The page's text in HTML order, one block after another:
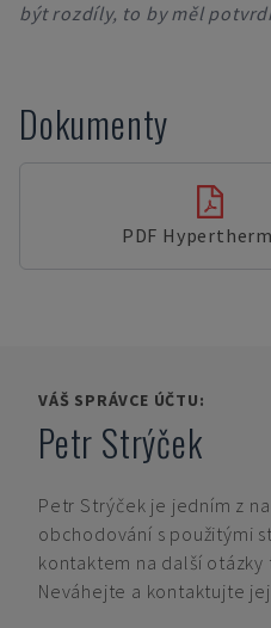
být rozdíly, to by měl
Dokumenty
PDF
VÁŠ SPRÁVCE ÚČTU:
Petr Strýček
Petr Strýček je jedním z
obchodování s použitými
kontaktem na další otázky
Neváhejte a kontaktujte